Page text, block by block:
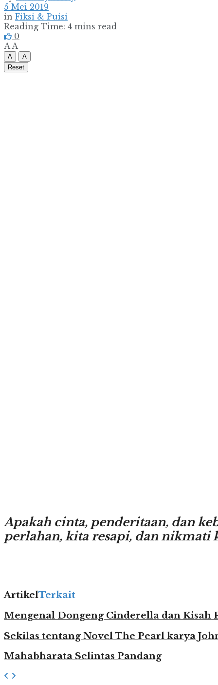
5 Mei 2019
in Fiksi & Puisi
Reading Time: 4 mins read
0
A A
A
A
Reset
Apakah cinta, penderitaan, dan
perlahan, kita resapi, dan nikmati
ArtikelTerkait
Mengenal Dongeng Cinderella dan Kisah
Sekilas tentang Novel The Pearl karya
Mahabharata Selintas Pandang